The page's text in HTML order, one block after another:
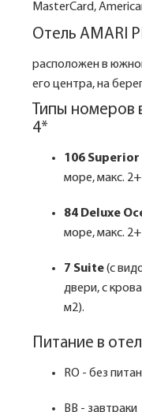
MasterCard,
Отель AMARI
расположен в
его центра, на
Типы номеров
4*
106 Superior
море, макс.
84 Deluxe
море, макс.
7 Suite(с
двери, с
м2).
Питание в
RO - без
BB - завтраки